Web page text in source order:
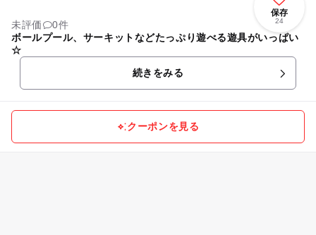
保存
24
未評価
0件
ボールプール、サーキットなどたっぷり遊べる遊具がいっぱい
☆
続きをみる
クーポンを見る